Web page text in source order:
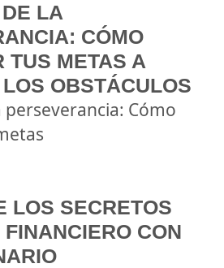
LA
CÓMO
TUS METAS A
OBSTÁCULOS
perseverancia: Cómo
LOS SECRETOS
CON